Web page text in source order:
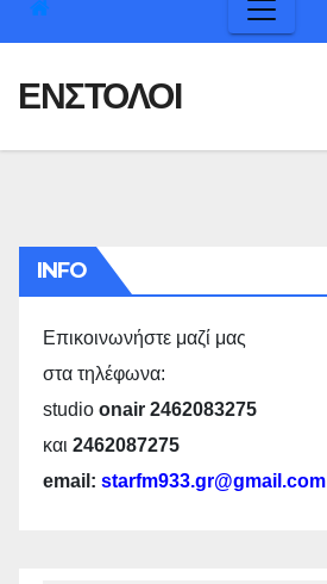
ΕΝΣΤΟΛΟΙ
INFO
Επικοινωνήστε μαζί μας
στα τηλέφωνα:
studio onair 2462083275
και 2462087275
email: starfm933.gr@gmail.com